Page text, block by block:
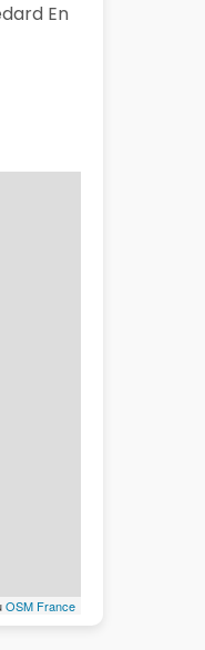
En
OSM France